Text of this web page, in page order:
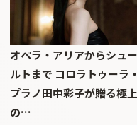
オペラ・アリアからシュ
ルトまで コロラトゥーラ
プラノ田中彩子が贈る極上
の…